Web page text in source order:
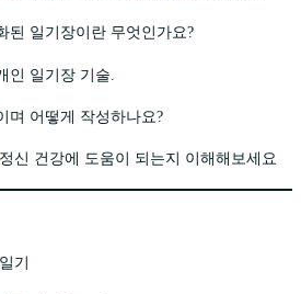
된 일기장이란 무엇인가요?
인 일기장 기술.
며 어떻게 작성하나요?
신 건강에 도움이 되는지 이해해보세요
기